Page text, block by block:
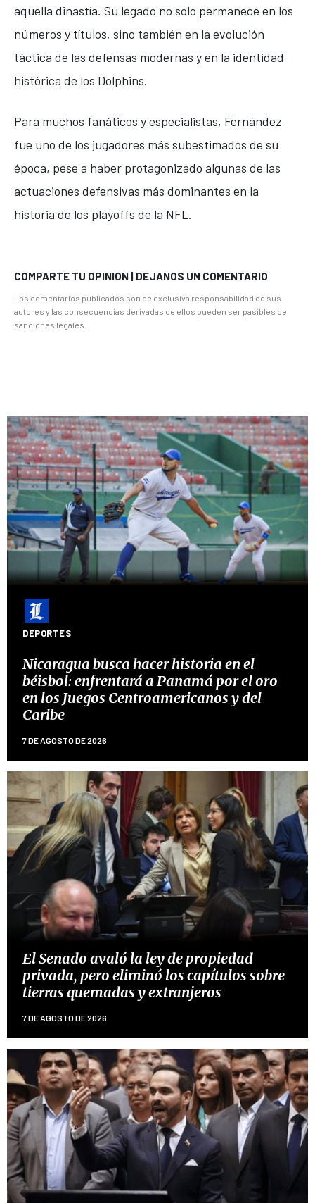
aquella dinastía. Su legado no solo permanece en los
números y títulos, sino también en la evolución
táctica de las defensas modernas y en la identidad
histórica de los Dolphins.
Para muchos fanáticos y especialistas, Fernández
fue uno de los jugadores más subestimados de su
época, pese a haber protagonizado algunas de las
actuaciones defensivas más dominantes en la
historia de los playoffs de la NFL.
COMPARTE TU OPINION | DEJANOS UN COMENTARIO
Los comentarios publicados son de exclusiva responsabilidad de sus
autores y las consecuencias derivadas de ellos pueden ser pasibles de
sanciones legales.
DEPORTES
Nicaragua busca hacer historia en el
béisbol: enfrentará a Panamá por el oro
en los Juegos Centroamericanos y del
Caribe
7 DE AGOSTO DE 2026
El Senado avaló la ley de propiedad
privada, pero eliminó los capítulos sobre
tierras quemadas y extranjeros
7 DE AGOSTO DE 2026